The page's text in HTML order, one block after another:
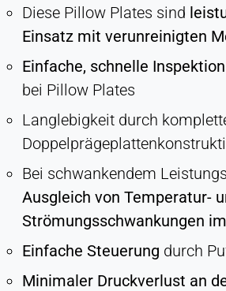
Diese Pillow Plates sind
Einsatz mit verunreinigten
Einfache, schnelle
bei Pillow Plates
Langlebigkeit durch
Bei schwankendem
Ausgleich von Temperatur-
Strömungsschwankungen
Einfache Steuerung durch
Minimaler Druckverlust an
Hotjar
hjSession#, hjSessionUser#,
_hjAbsoluteSessionInProgress
Anbieter:
Hotjar Ltd.
Analyse des Nutzerverhaltens
Cookie Laufzeit:
Sitzung - 1 Jahr